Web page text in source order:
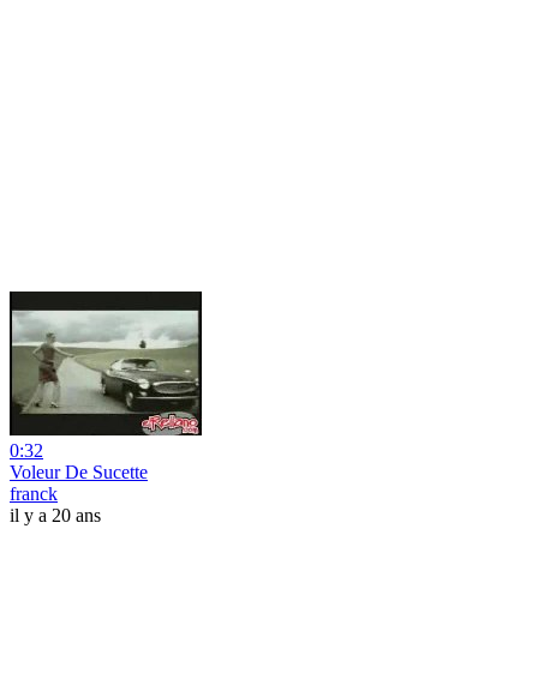
0:32
Voleur De Sucette
franck
il y a 20 ans